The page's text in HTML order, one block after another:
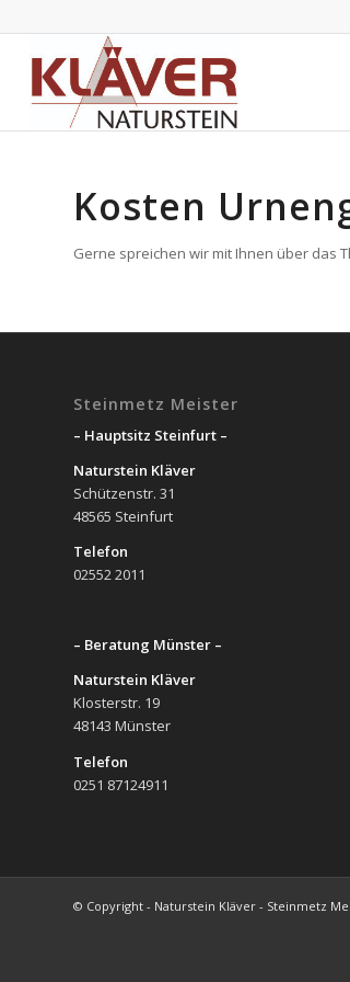
Kosten
Gerne spreichen wir mit Ihnen über das
Steinmetz Meister
– Hauptsitz Steinfurt –
Naturstein Kläver
Schützenstr. 31
48565 Steinfurt
Telefon
02552 2011
– Beratung Münster –
Naturstein Kläver
Klosterstr. 19
48143 Münster
Telefon
0251 87124911
© Copyright - Naturstein Kläver - Steinmetz